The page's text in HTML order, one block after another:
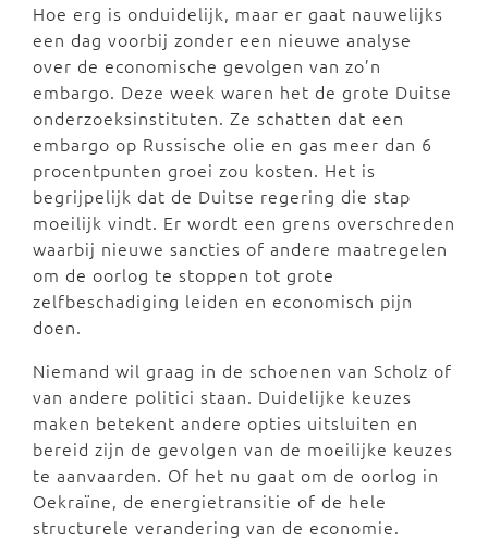
Hoe erg is onduidelijk, maar er gaat nauwelijks
een dag voorbij zonder een nieuwe analyse
over de economische gevolgen van zo’n
embargo. Deze week waren het de grote Duitse
onderzoeksinstituten. Ze schatten dat een
embargo op Russische olie en gas meer dan 6
procentpunten groei zou kosten. Het is
begrijpelijk dat de Duitse regering die stap
moeilijk vindt. Er wordt een grens overschreden
waarbij nieuwe sancties of andere maatregelen
om de oorlog te stoppen tot grote
zelfbeschadiging leiden en economisch pijn
doen.
Niemand wil graag in de schoenen van Scholz of
van andere politici staan. Duidelijke keuzes
maken betekent andere opties uitsluiten en
bereid zijn de gevolgen van de moeilijke keuzes
te aanvaarden. Of het nu gaat om de oorlog in
Oekraïne, de energietransitie of de hele
structurele verandering van de economie.